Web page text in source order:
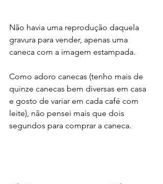
Não havia uma reprodução daquela
gravura para vender, apenas uma
caneca com a imagem estampada.
Como adoro canecas (tenho mais de
quinze canecas bem diversas em casa
e gosto de variar em cada café com
leite), não pensei mais que dois
segundos para comprar a caneca.